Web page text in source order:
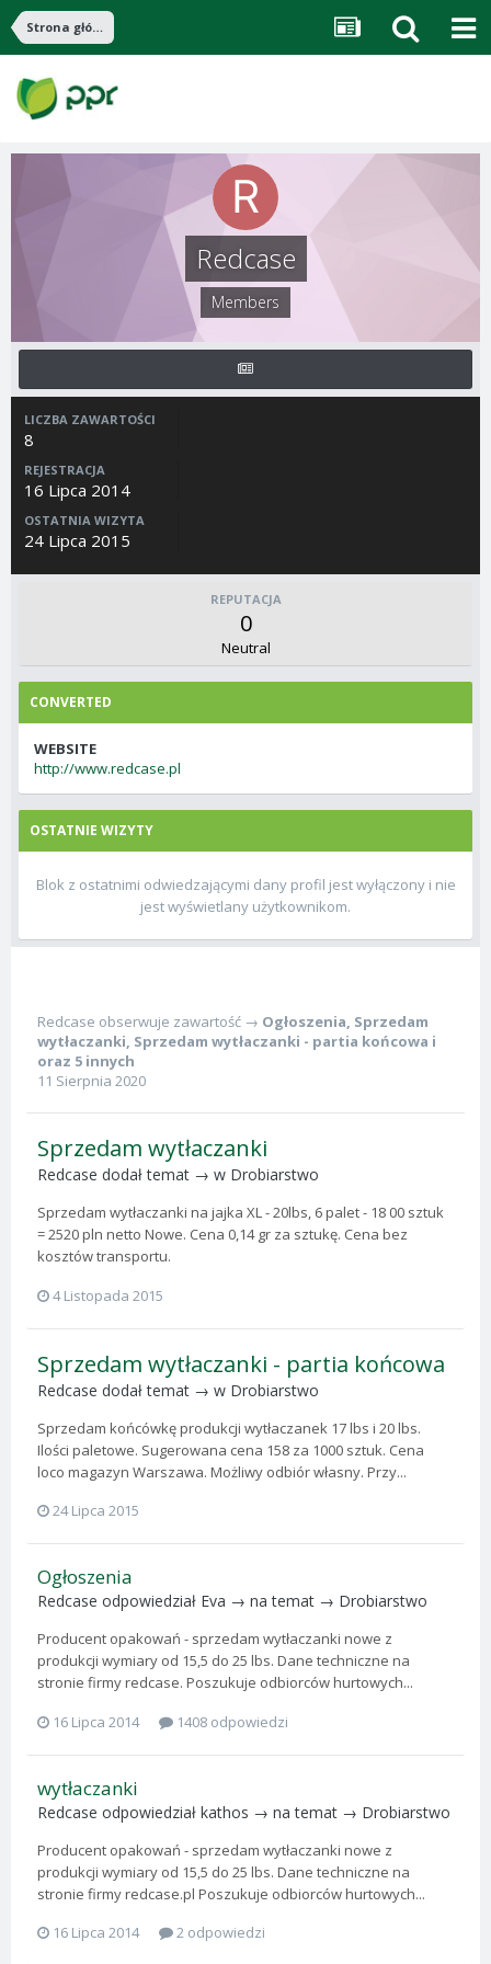
Strona główna
Redcase
Members
LICZBA ZAWARTOŚCI
8
REJESTRACJA
16 Lipca 2014
OSTATNIA WIZYTA
24 Lipca 2015
REPUTACJA
0
Neutral
CONVERTED
WEBSITE
http://www.redcase.pl
OSTATNIE WIZYTY
Blok z ostatnimi odwiedzającymi dany profil jest wyłączony i nie
jest wyświetlany użytkownikom.
Redcase obserwuje zawartość → Ogłoszenia, Sprzedam
wytłaczanki, Sprzedam wytłaczanki - partia końcowa i
oraz 5 innych
11 Sierpnia 2020
Sprzedam wytłaczanki
Redcase dodał temat → w Drobiarstwo
Sprzedam wytłaczanki na jajka XL - 20lbs, 6 palet - 18 00 sztuk
= 2520 pln netto Nowe. Cena 0,14 gr za sztukę. Cena bez
kosztów transportu.
4 Listopada 2015
Sprzedam wytłaczanki - partia końcowa
Redcase dodał temat → w Drobiarstwo
Sprzedam końcówkę produkcji wytłaczanek 17 lbs i 20 lbs.
Ilości paletowe. Sugerowana cena 158 za 1000 sztuk. Cena
loco magazyn Warszawa. Możliwy odbiór własny. Przy...
24 Lipca 2015
Ogłoszenia
Redcase odpowiedział Eva → na temat → Drobiarstwo
Producent opakowań - sprzedam wytłaczanki nowe z
produkcji wymiary od 15,5 do 25 lbs. Dane techniczne na
stronie firmy redcase. Poszukuje odbiorców hurtowych...
16 Lipca 2014
1408 odpowiedzi
wytłaczanki
Redcase odpowiedział kathos → na temat → Drobiarstwo
Producent opakowań - sprzedam wytłaczanki nowe z
produkcji wymiary od 15,5 do 25 lbs. Dane techniczne na
stronie firmy redcase.pl Poszukuje odbiorców hurtowych...
16 Lipca 2014
2 odpowiedzi